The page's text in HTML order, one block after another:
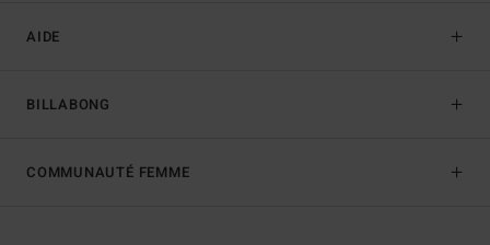
AIDE
BILLABONG
COMMUNAUTÉ FEMME